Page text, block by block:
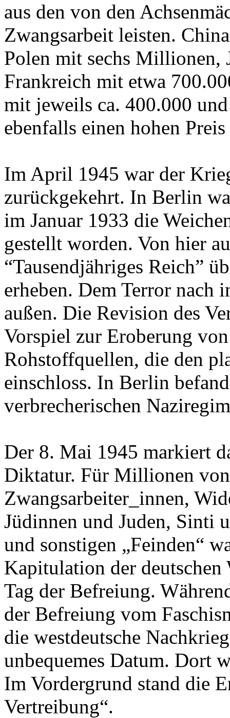
aus den von den
Zwangsarbeit leisten.
Polen mit sechs
Frankreich mit etwa
mit jeweils ca. 400.000
ebenfalls einen hohen
Im April 1945 war der
zurückgekehrt. In Berlin
im Januar 1933 die
gestellt worden. Von hier
“Tausendjähriges Reich”
erheben. Dem Terror nach
außen. Die Revision des
Vorspiel zur Eroberung
Rohstoffquellen, die den
einschloss. In Berlin
verbrecherischen
Der 8. Mai 1945 markiert
Diktatur. Für Millionen
Zwangsarbeiter_innen,
Jüdinnen und Juden, Sinti
und sonstigen „Feinden“
Kapitulation der
Tag der Befreiung.
der Befreiung vom
die westdeutsche
unbequemes Datum. Dort
Im Vordergrund stand die
Vertreibung“.